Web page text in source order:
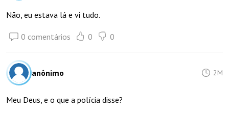
Não, eu estava lá e vi tudo.
0 comentários 0 0
anônimo 2M
Meu Deus, e o que a polícia disse?